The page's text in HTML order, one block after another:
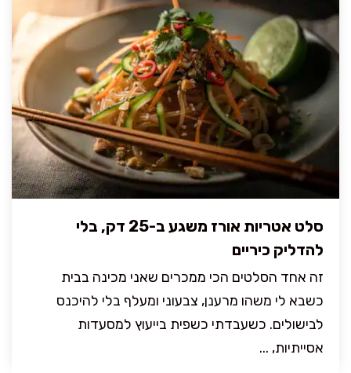
סלט אטריות אורז משגע ב-25 דק, בלי
להדליק כיריים
זה אחד הסלטים הכי ממכרים שאני מכינה בבית
כשבא לי משהו מרענן, צבעוני ומעלף בלי להיכנס
לבישולים. כשעבדתי כשפית בייעוץ למסעדות
אסייתיות, ...